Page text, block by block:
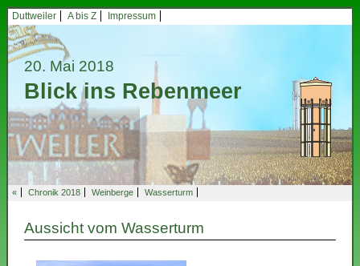
Duttweiler A bis Z Impressum
20. Mai 2018
Blick ins Rebenmeer
« Chronik 2018 Weinberge Wasserturm
Aussicht vom Wasserturm